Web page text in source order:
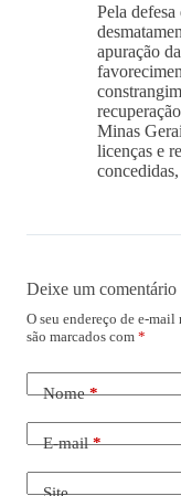
Pela
apuração
Minas
licenças e
Deixe um comentário
O seu endereço de e-mail
são marcados com *
Nome*
E-mail*